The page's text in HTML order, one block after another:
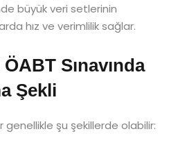
büyük veri setlerinin
hız ve verimlilik sağlar.
Sınavında
Şekli
genellikle şu şekillerde olabilir: